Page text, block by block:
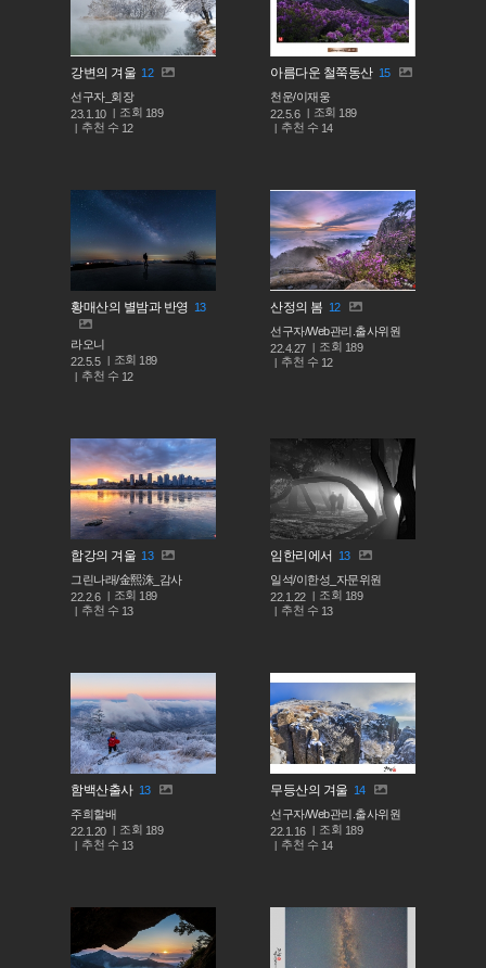
강변의 겨울 12
선구자_회장
23.1.10
조회 189
추천 수 12
아름다운 철쭉동산 15
천운/이재웅
22.5.6
조회 189
추천 수 14
황매산의 별밤과 반영 13
라오니
22.5.5
조회 189
추천 수 12
산정의 봄 12
선구자/Web관리.출사위원
22.4.27
조회 189
추천 수 12
합강의 겨울 13
그린나래/金熙洙_감사
22.2.6
조회 189
추천 수 13
임한리에서 13
일석/이한성_자문위원
22.1.22
조회 189
추천 수 13
함백산출사 13
주희할배
22.1.20
조회 189
추천 수 13
무등산의 겨울 14
선구자/Web관리.출사위원
22.1.16
조회 189
추천 수 14